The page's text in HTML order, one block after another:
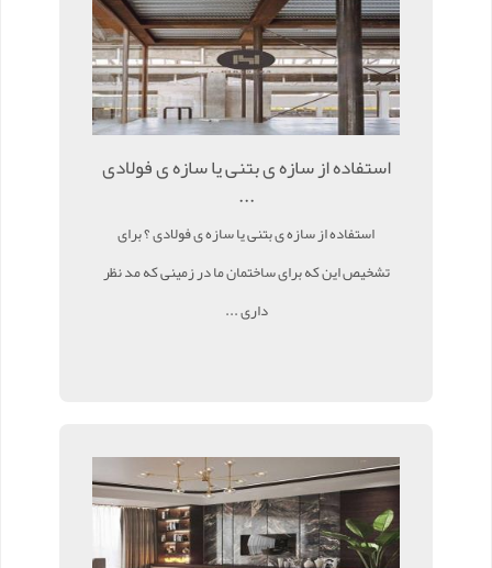
استفاده از سازه ی بتنی یا سازه ی فولادی
...
استفاده از سازه ی بتنی یا سازه ی فولادی ؟ برای
تشخیص این که برای ساختمان ما در زمینی که مد نظر
داری ...